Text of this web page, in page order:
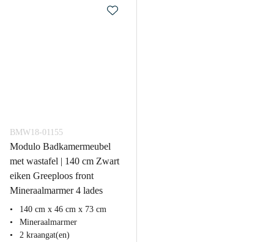
BMW18-01155
Modulo Badkamermeubel
met wastafel | 140 cm Zwart
eiken Greeploos front
Mineraalmarmer 4 lades
140 cm x 46 cm x 73 cm
Mineraalmarmer
2 kraangat(en)